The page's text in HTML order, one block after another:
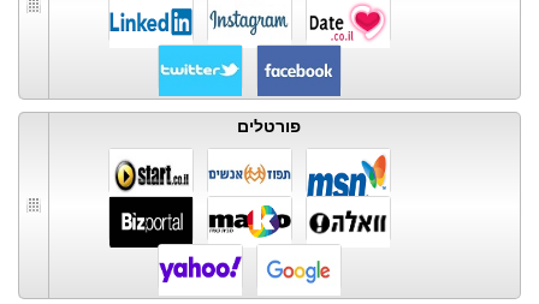
פורטלים